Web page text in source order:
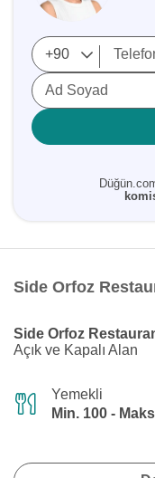
Ad Soyad
Side Orfoz
Side Orfoz
Açık ve Kapalı Alan
Yemekli
Min. 100 -